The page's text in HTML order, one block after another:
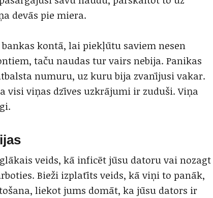
devās pie miera.
kontā, lai piekļūtu saviem nesen
taču naudas tur vairs nebija. Panikas
numuru, uz kuru bija zvanījusi vakar.
visi viņas dzīves uzkrājumi ir zuduši. Viņa
veids, kā inficēt jūsu datoru vai nozagt
Bieži izplatīts veids, kā viņi to panāk,
liekot jums domāt, ka jūsu dators ir